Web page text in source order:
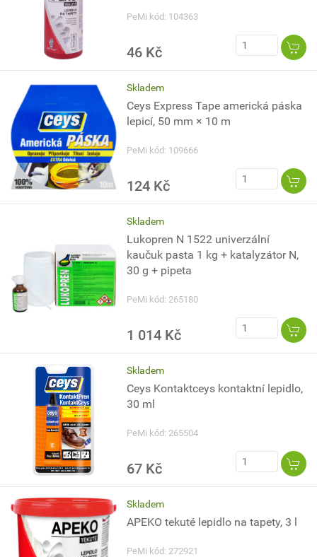
PeMi kód: 104363
46 Kč
Skladem
Ceys Express Tape americká páska
lepicí, 50 mm × 10 m
PeMi kód: 109666
124 Kč
Skladem
Lukopren N 1522 univerzální
kaučuk pasta 1 kg + katalyzátor N,
30 g + pipeta
PeMi kód: 265180
1 014 Kč
Skladem
Ceys Kontaktceys kontaktní lepidlo,
30 ml
PeMi kód: 265504
67 Kč
Skladem
APEKO tekuté lepidlo na tapety, 3 l
PeMi kód: 272921